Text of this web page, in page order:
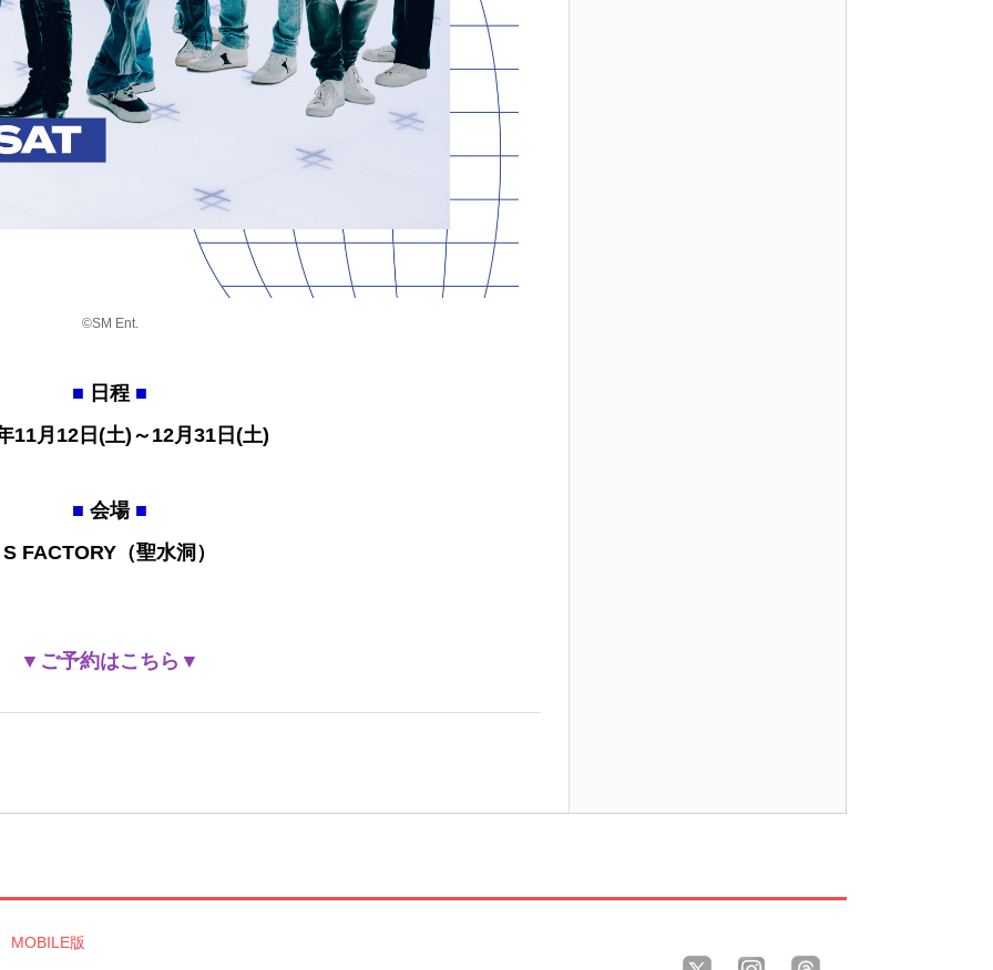
©SM Ent.
■ 日程 ■
11月12日(土)～12月31日(土)
■ 会場 ■
S FACTORY（聖水洞）
▼ご予約はこちら▼
MOBILE版